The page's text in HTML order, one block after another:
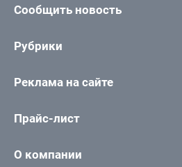
Сообщить новость
Рубрики
Реклама на сайте
Прайс-лист
О компании